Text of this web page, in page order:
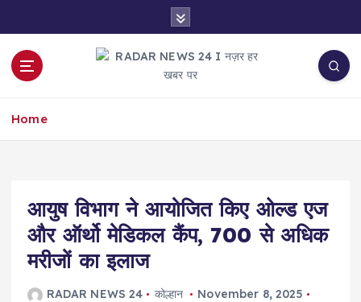
o
Home
आयुष विभाग ने आयोजित किए ओल्ड एज
और ऑर्थो मेडिकल कैंप, 700 से अधिक
मरीजों का इलाज
RADAR NEWS 24 कोल्हान
November 8, 2025